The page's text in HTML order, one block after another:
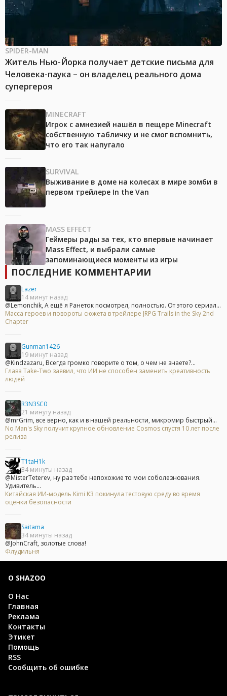
SPIDER-MAN
Житель Нью-Йорка получает детские письма для
Человека-паука – он владелец реального дома
супергероя
MINECRAFT
Игрок с амнезией нашёл в пещере Minecraft
собственную табличку и не смог вспомнить,
что его так напугало
SURVIVAL
Выживание в доме на колесах в мире зомби в
первом трейлере In the Van
MASS EFFECT
Геймеры рады за тех, кто впервые начинает
Mass Effect, и выбрали самые
запоминающиеся моменты из игры
ПОСЛЕДНИЕ КОММЕНТАРИИ
Lazer
14 минут назад
@Lemonchik, А ещё я Ранеток посмотрел, полностью. От этого сериал...
Масса героев и повороты сюжета в трейлере JRPG Trails in the Sky 2nd
Chapter
Gunman1426
19 минут назад
@Kindzazaru, Всегда громко говорите о том, о чем не знаете?...
Глава Take-Two заявил, что ИИ не способен заменить креативность
людей
R3N3SC0
21 минуту назад
@mrGrim, все верно, как и в нашей реальности, микромир быстрый...
No Man's Sky получит крупное обновление Cosmos спустя 10 лет после
релиза
T1taH1k
34 минуты назад
@MisterTeterev, ну раз тебе непохожие то мои соболезнования.
Удивитель...
Китайская ИИ-модель Kimi K3 покинула тестовую среду во время
оценки безопасности
Saitama
34 минуты назад
@JohnCraft, золотые слова!
Флудильня
О SHAZOO
О Нас
Главная
Реклама
Контакты
Этикет
Помощь
RSS
Сообщить об ошибке